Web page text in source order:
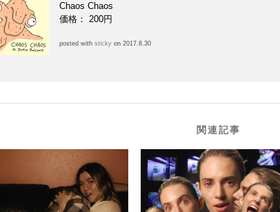
Chaos Chaos
価格： 200円
posted withsticky on 2017.8.30
関連記事